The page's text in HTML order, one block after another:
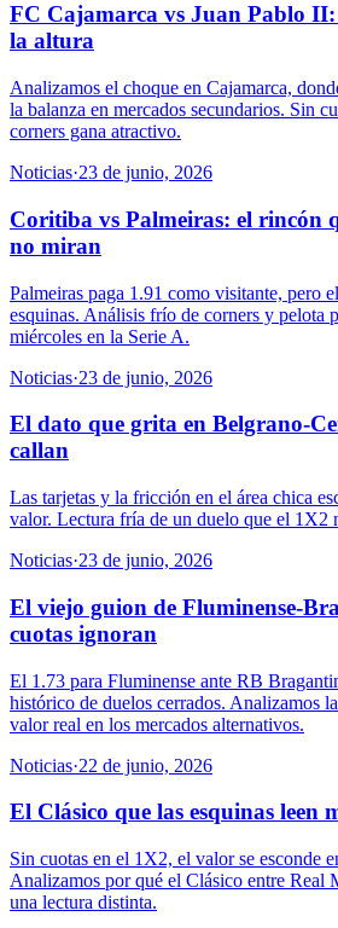
FC Cajamarca vs Juan Pablo
la altura
Analizamos el choque en Cajamarca,
la balanza en mercados secundarios. Sin
corners gana atractivo.
Noticias·23 de junio, 2026
Coritiba vs Palmeiras: el rincón
no miran
Palmeiras paga 1.91 como visitante, pero
esquinas. Análisis frío de corners y pelota
miércoles en la Serie A.
Noticias·23 de junio, 2026
El dato que grita en Belgrano-
callan
Las tarjetas y la fricción en el área chica
valor. Lectura fría de un duelo que el 1X2
Noticias·23 de junio, 2026
El viejo guion de Fluminense-
cuotas ignoran
El 1.73 para Fluminense ante RB
histórico de duelos cerrados. Analizamos
valor real en los mercados alternativos.
Noticias·22 de junio, 2026
El Clásico que las esquinas leen
Sin cuotas en el 1X2, el valor se esconde
Analizamos por qué el Clásico entre Real
una lectura distinta.